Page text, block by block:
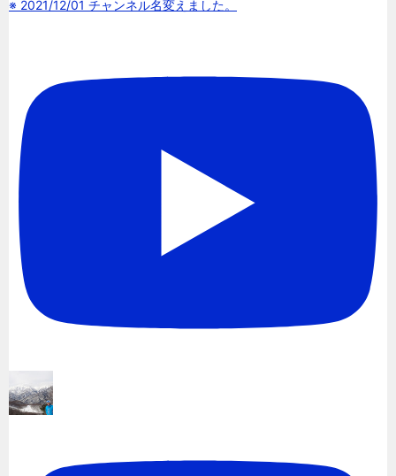
※ 2021/12/01 チャンネル名変えました。